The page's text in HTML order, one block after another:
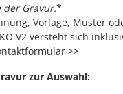
der Gravur.*
Vorlage, Muster
V2 versteht sich
>>
zur Auswahl: